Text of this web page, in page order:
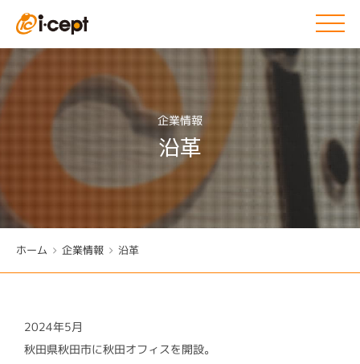
企業情報
沿革
ホーム 企業情報 沿革
2024年5月
秋田県秋田市に秋田オフィスを開設。